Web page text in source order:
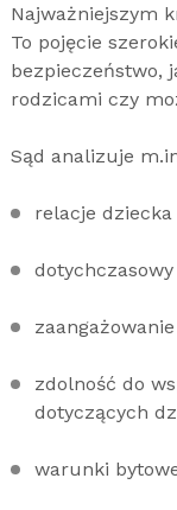
Najważniejszym
To pojęcie
bezpieczeństwo,
rodzicami czy
Sąd analizuje
relacje
zdolność do
dotyczących
warunki